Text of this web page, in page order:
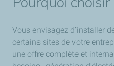
Vous envisagez d’installer
certains sites de votre
une offre complète et